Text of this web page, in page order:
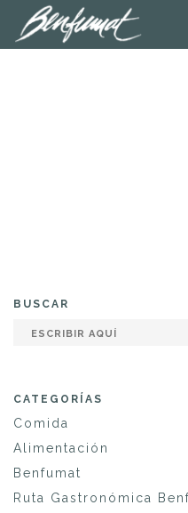
BUSCAR
CATEGORÍAS
Comida
Alimentación
Benfumat
Ruta Gastronómica